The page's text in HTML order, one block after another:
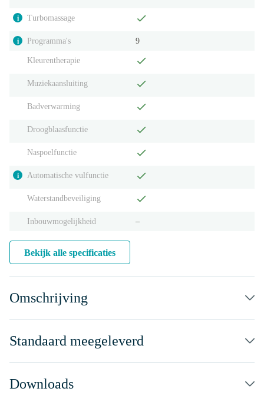
i Turbomassage
i Programma's 9
Kleurentherapie
Muziekaansluiting
Badverwarming
Droogblaasfunctie
Naspoelfunctie
i Automatische vulfunctie
Waterstandbeveiliging
Inbouwmogelijkheid ‒
Bekijk alle specificaties
Omschrijving
Standaard meegeleverd
Downloads